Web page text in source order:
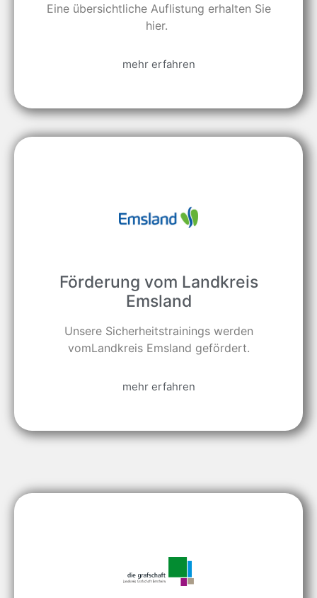
Eine übersichtliche Auflistung erhalten Sie
hier.
mehr erfahren
Förderung vom Landkreis
Emsland
Unsere Sicherheitstrainings werden
vomLandkreis Emsland gefördert.
mehr erfahren